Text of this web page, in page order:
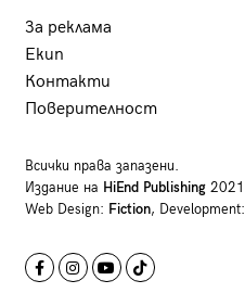
За реклама
Екип
Контакти
Поверителност
Всички права запазени.
Издание на HiEnd Publishing2021
Web Design: Fiction, Development: